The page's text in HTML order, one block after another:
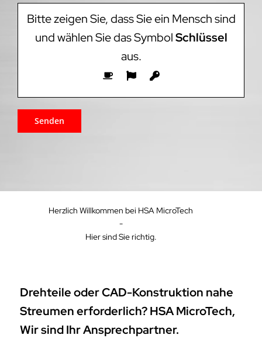
Bitte zeigen Sie, dass Sie ein Mensch sind
und wählen Sie das SymbolSchlüssel
aus.
Herzlich Willkommen bei HSA MicroTech
-
Hier sind Sie richtig.
Drehteile oder CAD-Konstruktion nahe
Streumen erforderlich? HSA MicroTech,
Wir sind Ihr Ansprechpartner.